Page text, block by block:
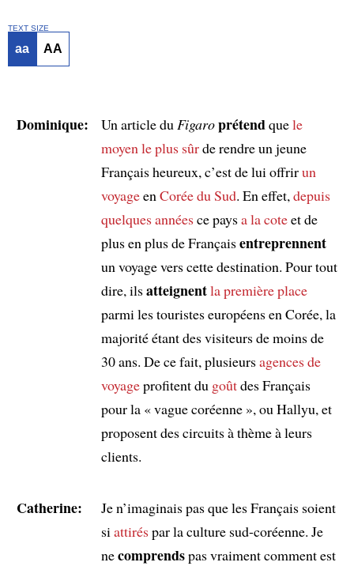
TEXT SIZE
aa AA
Dominique: Un article du Figaroprétendquele
moyen le plus sûrde rendre un jeune
Français heureux, c’est de lui offrirun
voyageen Corée du Sud. En effet, depuis
quelques annéesce paysa la coteet de
plus en plus de Françaisentreprennent
un voyage vers cette destination. Pour tout
dire, ilsatteignentla première place
parmi les touristes européens en Corée, la
majorité étant des visiteurs de moins de
30 ans. De ce fait, plusieursagences de
voyageprofitent du goûtdes Français
pour la « vague coréenne », ou Hallyu, et
proposent des circuits à thème à leurs
clients.
Catherine:
Je n’imaginais pas que les Français soient
si attiréspar la culture sud-coréenne. Je
necomprendspas vraiment comment est